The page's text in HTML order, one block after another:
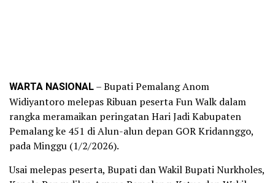
WARTA NASIONAL– Bupati Pemalang Anom
Widiyantoro melepas Ribuan peserta Fun Walk dalam
rangka meramaikan peringatan Hari Jadi Kabupaten
Pemalang ke 451 di Alun-alun depan GOR Kridannggo,
pada Minggu (1/2/2026).
Usai melepas peserta, Bupati dan Wakil Bupati Nurkholes,